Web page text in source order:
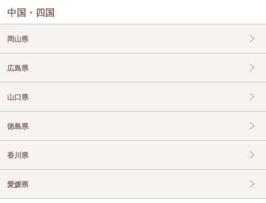
中国・四国
岡山県
広島県
山口県
徳島県
香川県
愛媛県